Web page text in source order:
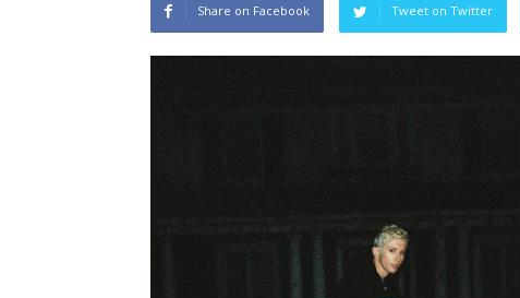
Share on Facebook Tweet on Twitter